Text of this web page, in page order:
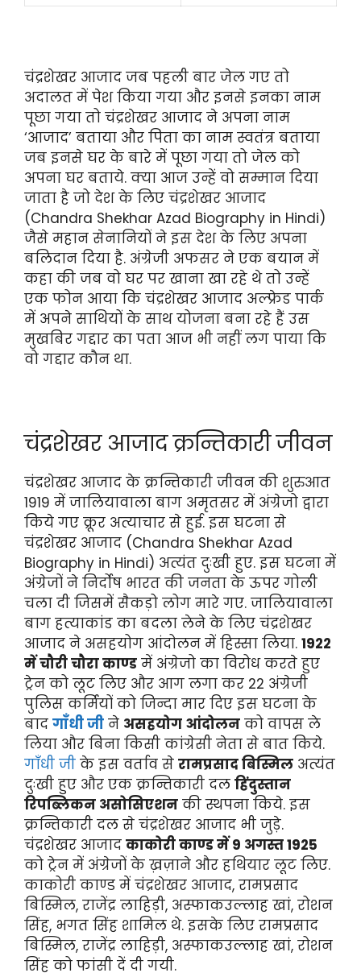
चंद्रशेखर आजाद जब पहली बार जेल गए तो
अदालत में पेश किया गया और इनसे इनका नाम
पूछा गया तो चंद्रशेखर आजाद ने अपना नाम
‘आजाद’ बताया और पिता का नाम स्वतंत्र बताया
जब इनसे घर के बारे में पूछा गया तो जेल को
अपना घर बताये. क्या आज उन्हें वो सम्मान दिया
जाता है जो देश के लिए चंद्रशेखर आजाद
(Chandra Shekhar Azad Biography in Hindi)
जैसे महान सेनानियों ने इस देश के लिए अपना
बलिदान दिया है. अंग्रेजी अफसर ने एक बयान में
कहा की जब वो घर पर खाना खा रहे थे तो उन्हें
एक फोन आया कि चंद्रशेखर आजाद अल्फ्रेड पार्क
में अपने साथियों के साथ योजना बना रहे हैं उस
मुखबिर गद्दार का पता आज भी नहीं लग पाया कि
वो गद्दार कौन था.
चंद्रशेखर आजाद क्रन्तिकारी जीवन
चंद्रशेखर आजाद के क्रन्तिकारी जीवन की शुरुआत
1919 में जालियावाला बाग अमृतसर में अंग्रेजो द्वारा
किये गए क्रूर अत्याचार से हुई. इस घटना से
चंद्रशेखर आजाद (Chandra Shekhar Azad
Biography in Hindi) अत्यंत दुःखी हुए. इस घटना में
अंग्रेजों ने निर्दोष भारत की जनता के ऊपर गोली
चला दी जिसमें सैकड़ो लोग मारे गए. जालियावाला
बाग हत्याकांड का बदला लेने के लिए चंद्रशेखर
आजाद ने असहयोग आंदोलन में हिस्सा लिया. 1922
में चौरी चौरा काण्ड में अंग्रेजो का विरोध करते हुए
ट्रेन को लूट लिए और आग लगा कर 22 अंग्रेजी
पुलिस कर्मियों को जिन्दा मार दिए इस घटना के
बाद गाँधी जी ने असहयोग आंदोलन को वापस ले
लिया और बिना किसी कांग्रेसी नेता से बात किये.
गाँधी जी के इस वर्ताव से रामप्रसाद बिस्मिल अत्यंत
दुःखी हुए और एक क्रन्तिकारी दल हिंदुस्तान
रिपब्लिकन असोसिएशन की स्थपना किये. इस
क्रन्तिकारी दल से चंद्रशेखर आजाद भी जुड़े.
चंद्रशेखर आजाद काकोरी काण्ड में 9 अगस्त 1925
को ट्रेन में अंग्रेजों के ख़ज़ाने और हथियार लूट लिए.
काकोरी काण्ड में चंद्रशेखर आजाद, रामप्रसाद
बिस्मिल, राजेंद्र लाहिड़ी, अस्फाकउल्लाह खां, रोशन
सिंह, भगत सिंह शामिल थे. इसके लिए रामप्रसाद
बिस्मिल, राजेंद्र लाहिड़ी, अस्फाकउल्लाह खां, रोशन
सिंह को फांसी दें दी गयी.